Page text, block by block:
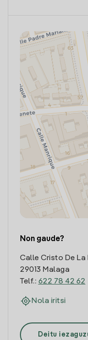
Non gaude?
Calle Cristo De La
29013 Malaga
Telf.: 622 78 42 62
Nola iritsi
Deitu